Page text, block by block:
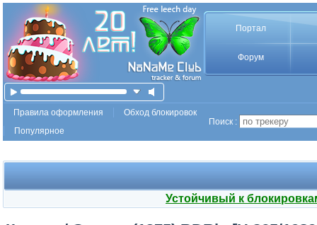
Портал
Форум
Правила оформления
Обход блокировок
Популярное
Поиск :
Устойчивый к